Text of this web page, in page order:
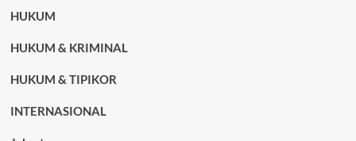
HUKUM
HUKUM & KRIMINAL
HUKUM & TIPIKOR
INTERNASIONAL